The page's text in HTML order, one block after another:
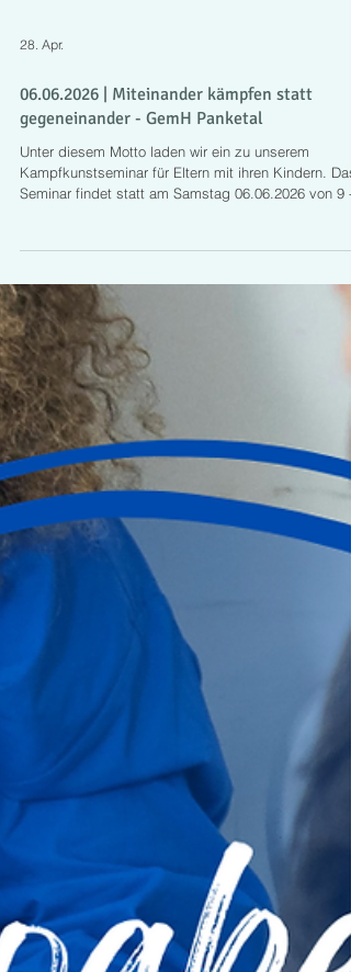
06.06.2026 | Miteinander kämpfen statt
gegeneinander - GemH Panketal
Unter diesem Motto laden wir ein zu unserem
13 Uhr im Gemeinschaftshaus Panketal,
macht Spaß. Wir wollen einen Vormittag lang
miteinander spielen und trainieren. Eingeladen sind
Eltern mit ihren Kindern (ab Schulalter), aber natürlich
können auch Großeltern mit ihren Enkeln teilnehmen.
Themen des Seminars: Aufwärmü